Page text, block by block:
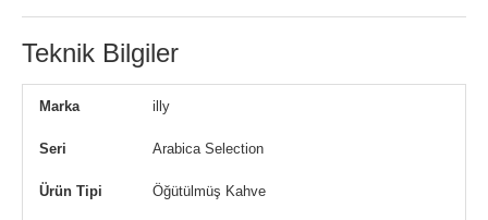
Teknik Bilgiler
Marka illy
Seri Arabica Selection
Ürün Tipi Öğütülmüş Kahve